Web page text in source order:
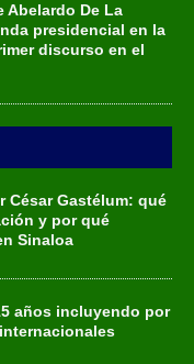
Abelardo De La
presidencial en la
discurso en el
César Gastélum: qué
y por qué
Sinaloa
años incluyendo por